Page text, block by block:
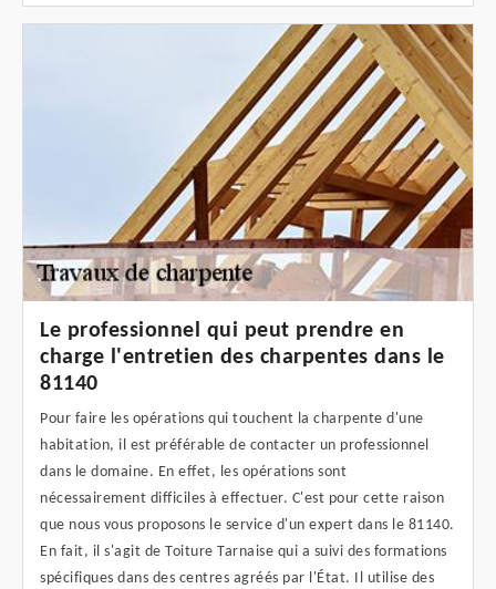
Le professionnel qui peut prendre en
charge l'entretien des charpentes dans le
81140
Pour faire les opérations qui touchent la charpente d'une
habitation, il est préférable de contacter un professionnel
dans le domaine. En effet, les opérations sont
nécessairement difficiles à effectuer. C'est pour cette raison
que nous vous proposons le service d'un expert dans le 81140.
En fait, il s'agit de Toiture Tarnaise qui a suivi des formations
spécifiques dans des centres agréés par l'État. Il utilise des